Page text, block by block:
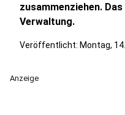
zusammenziehen.
Verwaltung.
Veröffentlicht: Montag,
Anzeige